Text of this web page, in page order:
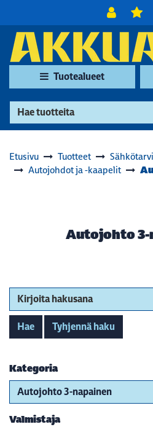
Tuotealueet
Etusivu Tuotteet
Autojohdot ja -kaapelit
Autojohto 3-
Kirjoita hakusana
Hae Tyhjennä haku
Kategoria
Valmistaja